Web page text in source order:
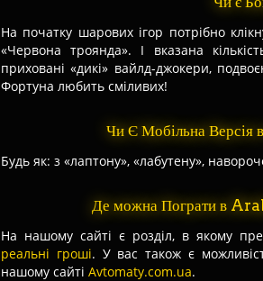
На початку шарових ігор потрібно
«Червона троянда». І вказана
приховані «дикі» вайлд-джокери,
Фортуна любить сміливих!
Чи Є Мобільна
Будь як: з «лаптону», «лабутену»,
Де можна Пограти в
На нашому сайті є розділ, в якому
реальні гроші. У вас також є
нашому сайті Avtomaty.com.ua.